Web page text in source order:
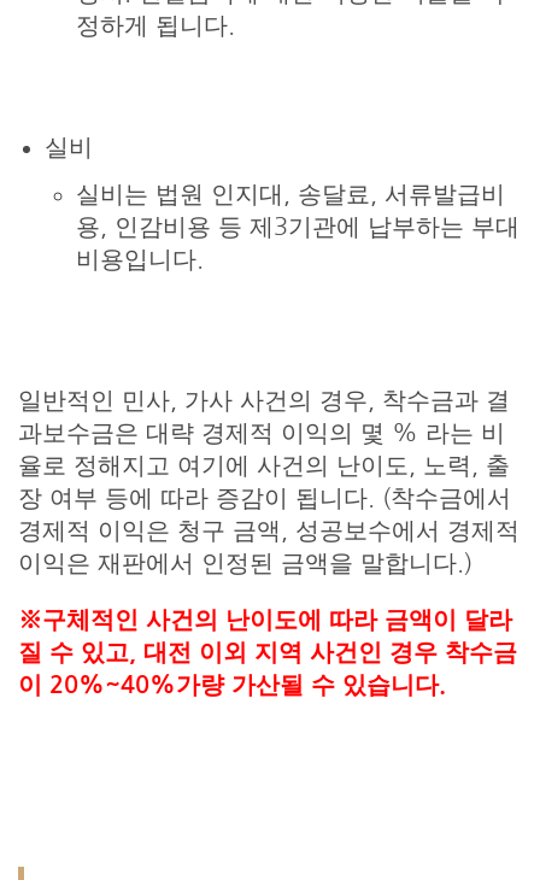
정하게 됩니다.
실비
실비는 법원 인지대, 송달료, 서류발급비
용, 인감비용 등 제3기관에 납부하는 부대
비용입니다.
일반적인 민사, 가사 사건의 경우, 착수금과 결
과보수금은 대략 경제적 이익의 몇 % 라는 비
율로 정해지고 여기에 사건의 난이도, 노력, 출
장 여부 등에 따라 증감이 됩니다. (착수금에서
경제적 이익은 청구 금액, 성공보수에서 경제적
이익은 재판에서 인정된 금액을 말합니다.)
※구체적인 사건의 난이도에 따라 금액이 달라
질 수 있고, 대전 이외 지역 사건인 경우 착수금
이 20%~40%가량 가산될 수 있습니다.